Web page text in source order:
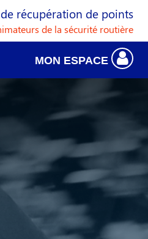
récupération de points
de la sécurité routière
MON ESPACE